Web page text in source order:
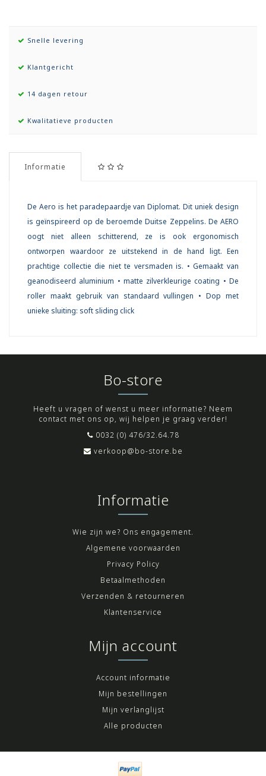
Snelle levering
Klantgericht
14 dagen retour
Kwalitatieve producten
Informatie
De Aero is het paradepaardje van Diplomat. Dit uniek design
is geïnspireerd op de beroemde Duitse Zeppelins. De AERO
oogt niet alleen schitterend, ze is ook ergonomisch
ontworpen waardoor ze uitstekend in de hand ligt. Een
prachtige collectie die niet te versmaden is. • Gemaakt van
geanodiseerd aluminium • matte zilverkleurige coating • De
roller maakt gebruik van standaard vullingen • Dop met
unieke sluiting: soft sliding click
Bo-store
Heeft u vragen of wenst u meer informatie? Neem
contact met ons op, wij helpen je graag verder!
0032 (0) 476/32.64.78
verkoop@bo-store.be
Informatie
Wie zijn we? Ons engagement.
Algemene voorwaarden
Privacy Policy
Betaalmethoden
Verzenden & retourneren
Klantenservice
Mijn account
Account informatie
Mijn bestellingen
Mijn verlanglijst
Alle producten